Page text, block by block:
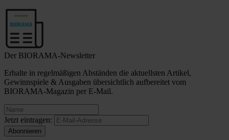
Der BIORAMA-Newsletter
Erhalte in regelmäßigen Abständen die aktuellsten Artikel,
Gewinnspiele & Ausgaben übersichtlich aufbereitet vom
BIORAMA-Magazin per E-Mail.
Jetzt eintragen: